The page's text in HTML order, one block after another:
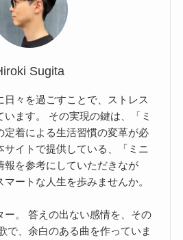
Sugita
日々を過ごすことで、ストレス
ます。 その実現の鍵は、「ミ
定着による生活習慣の変革が必
サイトで提供している、「ミニ
報を参考にしていただきなが
ートな人生を歩みませんか。
ー。 答えの出ない感情を、その
で、余白のある曲を作っていま